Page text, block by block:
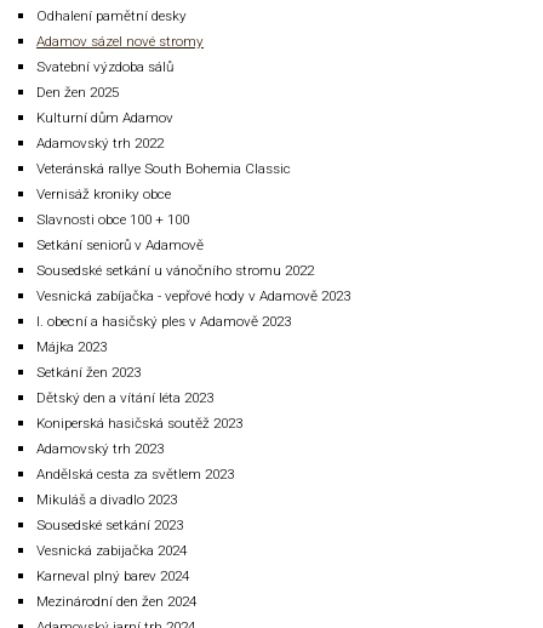
Odhalení pamětní desky
Adamov sázel nové stromy
Svatební výzdoba sálů
Den žen 2025
Kulturní dům Adamov
Adamovský trh 2022
Veteránská rallye South Bohemia Classic
Vernisáž kroniky obce
Slavnosti obce 100 + 100
Setkání seniorů v Adamově
Sousedské setkání u vánočního stromu 2022
Vesnická zabíjačka - vepřové hody v Adamově 2023
I. obecní a hasičský ples v Adamově 2023
Májka 2023
Setkání žen 2023
Dětský den a vítání léta 2023
Koniperská hasičská soutěž 2023
Adamovský trh 2023
Andělská cesta za světlem 2023
Mikuláš a divadlo 2023
Sousedské setkání 2023
Vesnická zabijačka 2024
Karneval plný barev 2024
Mezinárodní den žen 2024